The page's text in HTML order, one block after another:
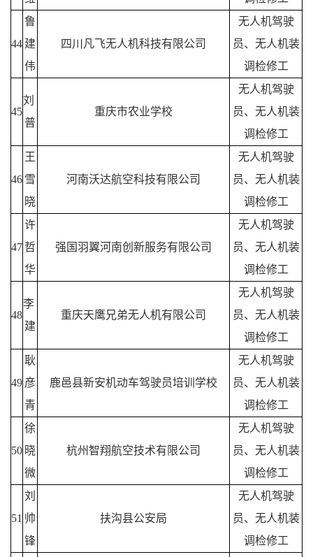
44
鲁
建
伟
四川凡飞无人机科技有限公司
无人机驾驶
员、无人机装
调检修工
45
刘
普
重庆市农业学校
无人机驾驶
员、无人机装
调检修工
46
王
雪
晓
河南沃达航空科技有限公司
无人机驾驶
员、无人机装
调检修工
47
许
哲
华
强国羽翼河南创新服务有限公司
无人机驾驶
员、无人机装
调检修工
48
李
建
重庆天鹰兄弟无人机有限公司
无人机驾驶
员、无人机装
调检修工
49
耿
彦
青
鹿邑县新安机动车驾驶员培训学校
无人机驾驶
员、无人机装
调检修工
50
徐
晓
微
杭州智翔航空技术有限公司
无人机驾驶
员、无人机装
调检修工
51
刘
帅
锋
扶沟县公安局
无人机驾驶
员、无人机装
调检修工